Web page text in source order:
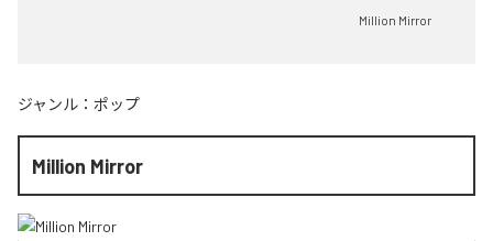
Million Mirror
ジャンル： ポップ
Million Mirror